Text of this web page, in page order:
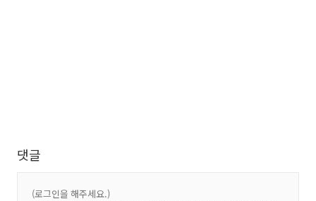
댓글